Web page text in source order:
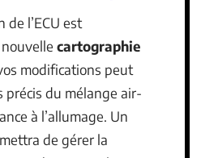
l’ECU est
cartographie
modifications peut
précis du mélange air-
à l’allumage. Un
de gérer la